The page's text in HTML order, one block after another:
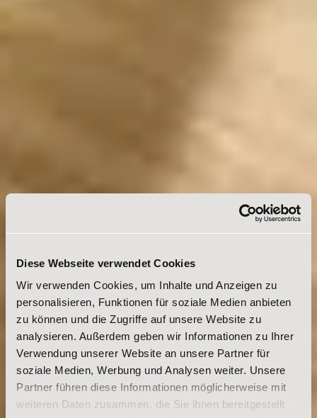
Diese Webseite verwendet Cookies
Wir verwenden Cookies, um Inhalte und Anzeigen zu
personalisieren, Funktionen für soziale Medien anbieten
zu können und die Zugriffe auf unsere Website zu
analysieren. Außerdem geben wir Informationen zu Ihrer
Verwendung unserer Website an unsere Partner für
soziale Medien, Werbung und Analysen weiter. Unsere
Partner führen diese Informationen möglicherweise mit
weiteren Daten zusammen, die Sie ihnen bereitgestellt